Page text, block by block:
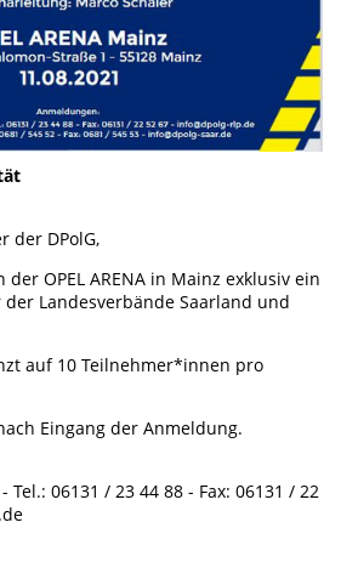
der DPolG,
OPEL ARENA in Mainz exklusiv ein
Landesverbände Saarland und
auf 10 Teilnehmer*innen pro
Eingang der Anmeldung.
Tel.: 06131 / 23 44 88 - Fax: 06131 / 22